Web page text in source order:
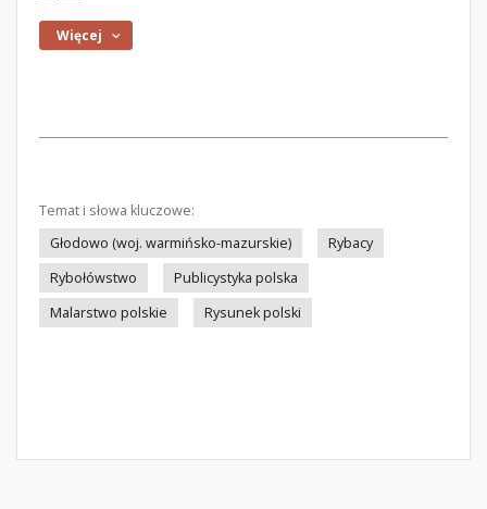
Więcej
Temat i słowa kluczowe:
Głodowo (woj. warmińsko-mazurskie)
Rybacy
Rybołówstwo
Publicystyka polska
Malarstwo polskie
Rysunek polski